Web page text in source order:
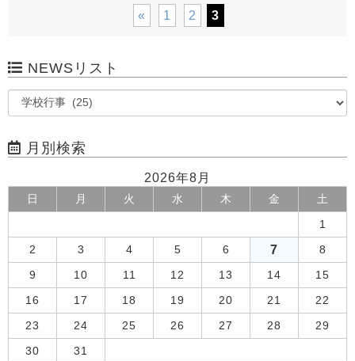
« 1 2 3
NEWSリスト
月別検索
2026年8月
日 月 火 水 木 金 土
1
2 3 4 5 6 7 8
9 10 11 12 13 14 15
16 17 18 19 20 21 22
23 24 25 26 27 28 29
30 31